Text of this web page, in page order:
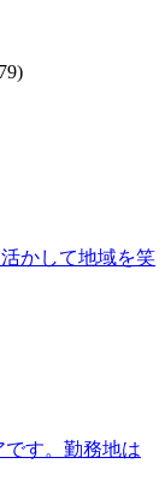
かして地域を笑
す。勤務地は